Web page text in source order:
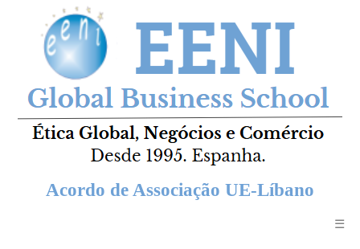
Acordo de Associação UE-Líbano
☰